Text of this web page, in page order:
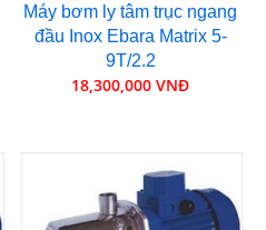
Máy bơm ly tâm trục ngang
đầu Inox Ebara Matrix 5-
9T/2.2
18,300,000 VNĐ